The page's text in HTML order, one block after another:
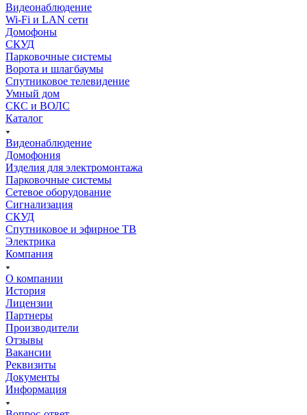
Видеонаблюдение
Wi-Fi и LAN сети
Домофоны
СКУД
Парковочные системы
Ворота и шлагбаумы
Спутниковое телевидение
Умный дом
СКС и ВОЛС
Каталог
Видеонаблюдение
Домофония
Изделия для электромонтажа
Парковочные системы
Сетевое оборудование
Сигнализация
СКУД
Спутниковое и эфирное ТВ
Электрика
Компания
О компании
История
Лицензии
Партнеры
Производители
Отзывы
Вакансии
Реквизиты
Документы
Информация